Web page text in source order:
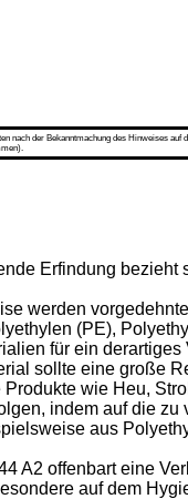
nach der Bekanntmachung des Hinweises
Erfindung bezieht
werden
(PE),
für ein
sollte eine große
Produkte wie Heu,
indem auf die
aus
A2 offenbart eine
auf dem